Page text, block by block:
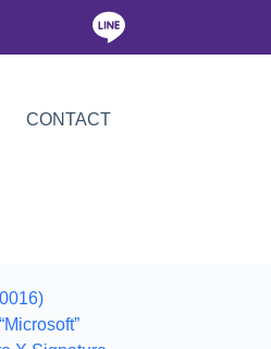
CONTACT